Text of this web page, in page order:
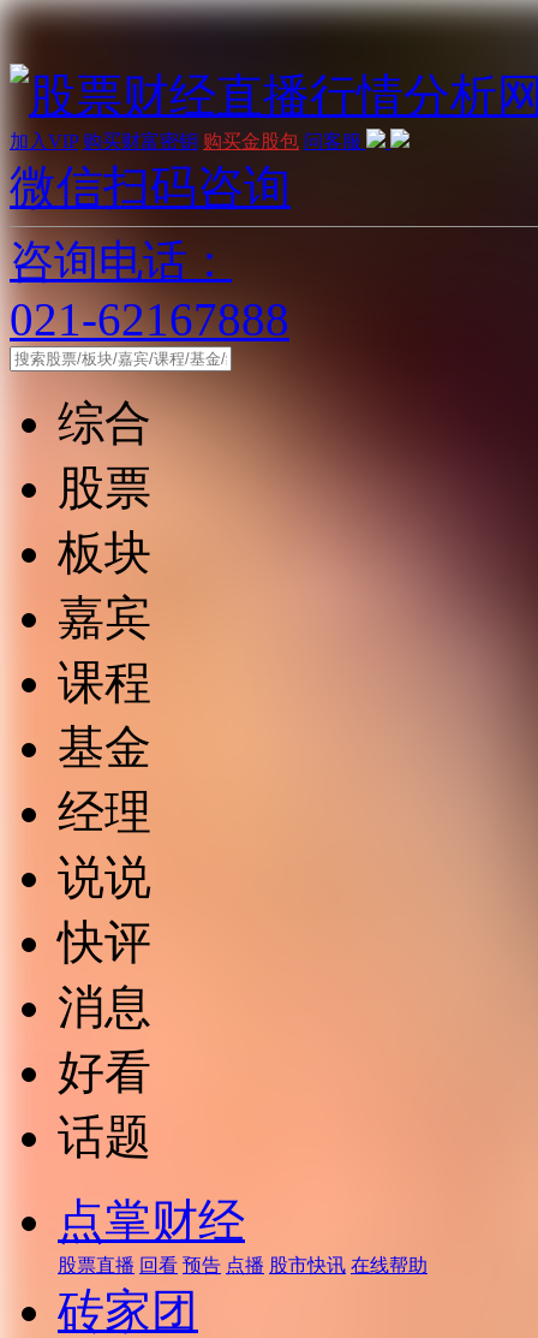
加入VIP 购买财富密钥 购买金股包 问客服
微信扫码咨询
咨询电话：
021-62167888
综合
股票
板块
嘉宾
课程
基金
经理
说说
快评
消息
好看
话题
点掌财经
股票直播 回看 预告 点播 股市快讯 在线帮助
砖家团